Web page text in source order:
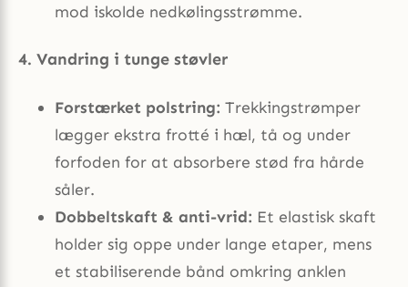
mod iskolde nedkølingsstrømme.
4. Vandring i tunge støvler
Forstærket polstring: Trekkingstrømper
lægger ekstra frotté i hæl, tå og under
forfoden for at absorbere stød fra hårde
såler.
Dobbeltskaft & anti-vrid: Et elastisk skaft
holder sig oppe under lange etaper, mens
et stabiliserende bånd omkring anklen